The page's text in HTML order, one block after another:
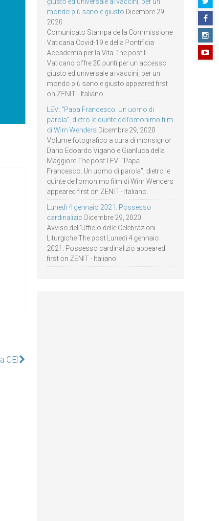
CEI
mondo più sano e giusto Dicembre 29,
2020
Comunicato Stampa della Commissione
Vaticana Covid-19 e della Pontificia
Accademia per la Vita The post Il
Vaticano offre 20 punti per un accesso
giusto ed universale ai vaccini, per un
mondo più sano e giusto appeared first
on ZENIT - Italiano.
LEV: “Papa Francesco. Un uomo di
parola”, dietro le quinte dell’omonimo film
di Wim Wenders Dicembre 29, 2020
Volume fotografico a cura di monsignor
Dario Edoardo Viganò e Gianluca della
Maggiore The post LEV: “Papa
Francesco. Un uomo di parola”, dietro le
quinte dell’omonimo film di Wim Wenders
appeared first on ZENIT - Italiano.
Lunedì 4 gennaio 2021: Possesso
cardinalizio Dicembre 29, 2020
Avviso dell’Ufficio delle Celebrazioni
Liturgiche The post Lunedì 4 gennaio
2021: Possesso cardinalizio appeared
first on ZENIT - Italiano.